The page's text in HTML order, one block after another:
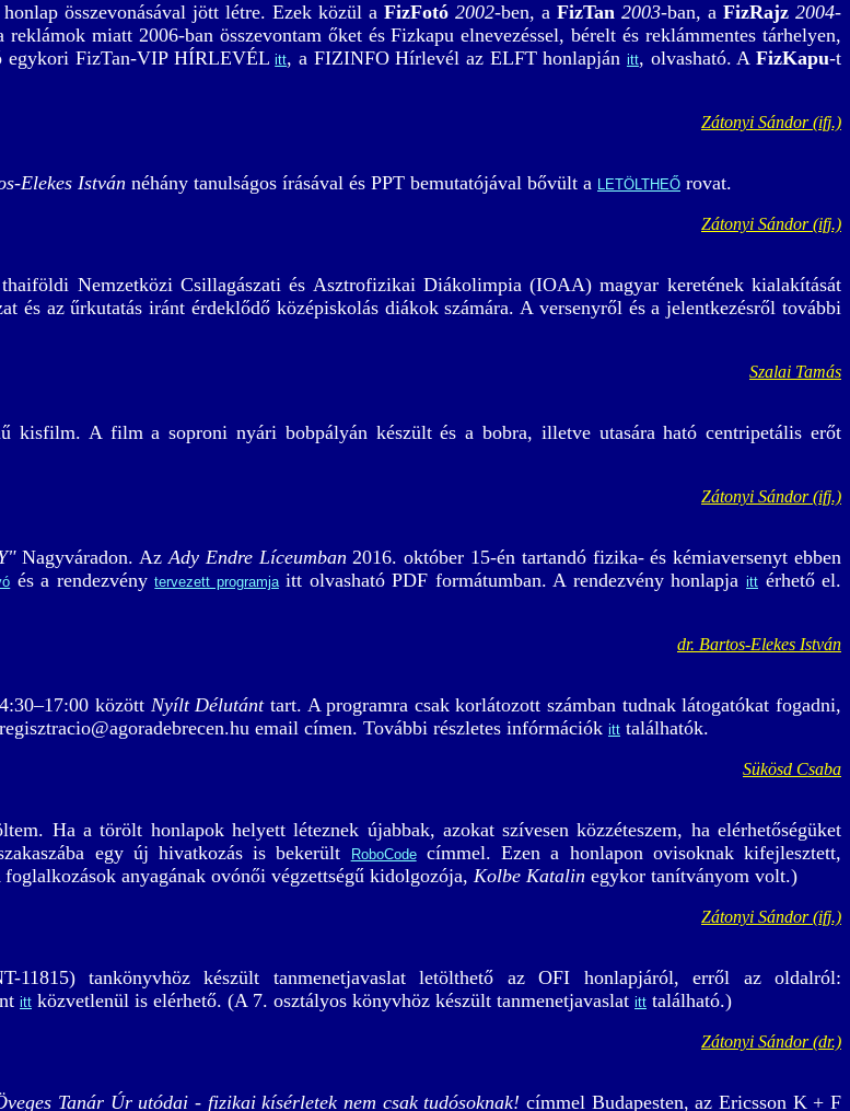
összevonásával jött létre. Ezek közül a FizFotó 2002-ben, a FizTan 2003-ban, a FizRajz 2004-
miatt 2006-ban összevontam őket és Fizkapu elnevezéssel, bérelt és reklámmentes tárhelyen,
egykori FizTan-VIP HÍRLEVÉLitt, a FIZINFO Hírlevél az ELFT honlapján itt, olvasható. AFizKapu-t
Zátonyi Sándor (ifj.)
Elekes István néhány tanulságos írásával és PPT bemutatójával bővült a LETÖLTHEŐ rovat.
Zátonyi Sándor (ifj.)
Nemzetközi Csillagászati és Asztrofizikai Diákolimpia (IOAA) magyar keretének kialakítását
és az űrkutatás iránt érdeklődő középiskolás diákok számára. A versenyről és a jelentkezésről további
Szalai Tamás
kisfilm. A film a soproni nyári bobpályán készült és a bobra, illetve utasára ható centripetális erőt
Zátonyi Sándor (ifj.)
Nagyváradon. AzAdy Endre Líceumban 2016. október 15-én tartandó fizika- és kémiaversenyt ebben
és a rendezvénytervezett programjaitt olvasható PDF formátumban. A rendezvény honlapjaitt érhető el.
dr. Bartos-Elekes István
között Nyílt Délutánttart. A programra csak korlátozott számban tudnak látogatókat fogadni,
email címen. További részletes infórmációk itt találhatók.
Sükösd Csaba
Ha a törölt honlapok helyett léteznek újabbak, azokat szívesen közzéteszem, ha elérhetőségüket
egy új hivatkozás is bekerült
RoboCodecímmel. Ezen a honlapon ovisoknak kifejlesztett,
anyagának ovónői végzettségű kidolgozója, Kolbe Katalin egykor tanítványom volt.)
Zátonyi Sándor (ifj.)
11815) tankönyvhöz készült tanmenetjavaslat letölthető az OFI honlapjáról, erről az oldalról:
itt közvetlenül is elérhető. (A 7. osztályos könyvhöz készült tanmenetjavaslat itt található.)
Zátonyi Sándor (dr.)
Tanár Úr utódai - fizikai kísérletek nem csak tudósoknak! címmel Budapesten, az Ericsson K + F